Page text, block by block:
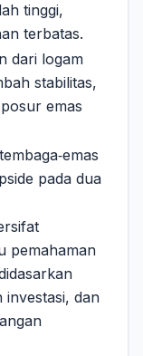
tinggi,
terbatas.
dari logam
stabilitas,
emas
pada dua
pemahaman
dan